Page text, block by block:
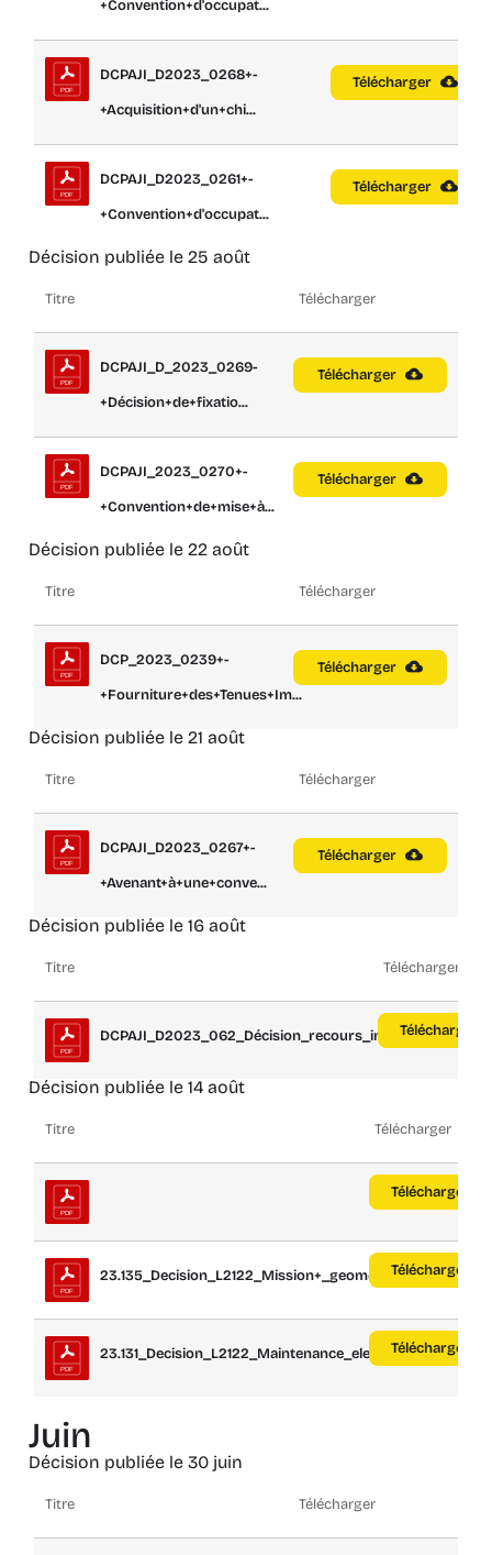
+Convention+d'occupat...
DCPAJI_D2023_0268+-
+Acquisition+d'un+chi...
Télécharger
DCPAJI_D2023_0261+-
+Convention+d'occupat...
Télécharger
Décision publiée le 25 août
Titre Télécharger
DCPAJI_D_2023_0269-
+Décision+de+fixatio...
Télécharger
DCPAJI_2023_0270+-
+Convention+de+mise+à...
Télécharger
Décision publiée le 22 août
Titre Télécharger
DCP_2023_0239+-
+Fourniture+des+Tenues+Im...
Télécharger
Décision publiée le 21 août
Titre Télécharger
DCPAJI_D2023_0267+-
+Avenant+à+une+conve...
Télécharger
Décision publiée le 16 août
Titre Télécharger
DCPAJI_D2023_062_Décision_recours_indem...Télécharger
Décision publiée le 14 août
Titre Télécharger
Télécharger
23.135_Decision_L2122_Mission+_geometre_...Télécharger
23.131_Decision_L2122_Maintenance_elemen...Télécharger
Juin
Décision publiée le 30 juin
Titre Télécharger